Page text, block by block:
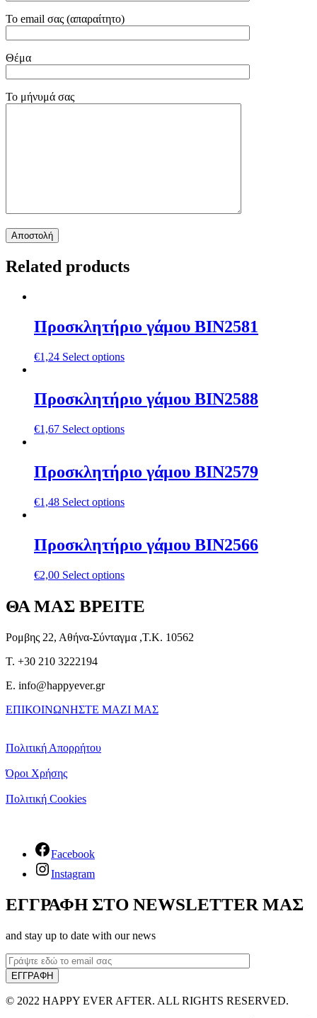
Το email σας (απαραίτητο)
Θέμα
Το μήνυμά σας
Related products
Προσκλητήριο γάμου ΒΙΝ2581
€1,24 Select options
Προσκλητήριο γάμου ΒΙΝ2588
€1,67 Select options
Προσκλητήριο γάμου ΒΙΝ2579
€1,48 Select options
Προσκλητήριο γάμου ΒΙΝ2566
€2,00 Select options
ΘΑ ΜΑΣ ΒΡΕΙΤΕ
Ρομβης 22, Αθήνα-Σύνταγμα ,Τ.Κ. 10562
T. +30 210 3222194
E. info@happyever.gr
ΕΠΙΚΟΙΝΩΝΗΣΤΕ ΜΑΖΙ ΜΑΣ
Πολιτική Απορρήτου
Όροι Χρήσης
Πολιτική Cookies
Facebook
Instagram
ΕΓΓΡΑΦΗ ΣΤΟ NEWSLETTER ΜΑΣ
and stay up to date with our news
© 2022 HAPPY EVER AFTER. ALL RIGHTS RESERVED.